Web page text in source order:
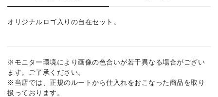
オリジナルロゴ入りの自在セット。
※モニター環境により画像の色合いが若干異なる場合がござい
ます。ご了承ください。
※当店では、正規のルートから仕入れをおこなった商品を取り
扱っております。